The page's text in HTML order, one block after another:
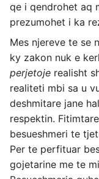
qe i qendrohet aq
prezumohet i ka
Mes njereve te se
ky zakon nuk e
perjetoje realisht
realiteti mbi sa u
deshmitare jane
respektin.
besueshmeri te
Per te perfituar
gojetarine me te